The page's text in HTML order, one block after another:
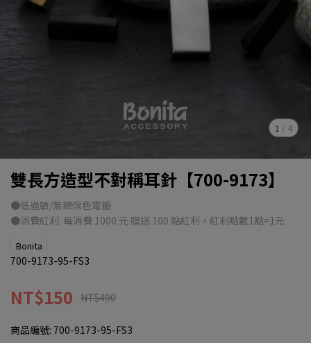
1 / 4
雙長方造型不對稱耳針【700-9173】
●低過敏/無鎳保色電鍍
●消費紅利: 每消費 1000 元 贈送 100 點紅利，紅利點數1點=1元
Bonita
700-9173-95-FS3
NT$150 NT$490
商品編號: 700-9173-95-FS3